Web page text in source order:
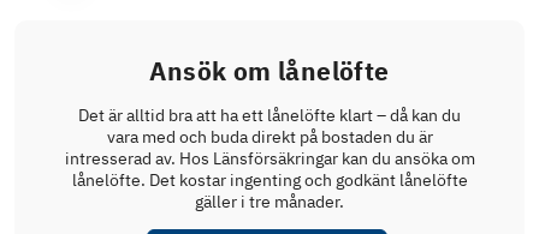
Ansök om lånelöfte
Det är alltid bra att ha ett lånelöfte klart – då kan du
vara med och buda direkt på bostaden du är
intresserad av. Hos Länsförsäkringar kan du ansöka om
lånelöfte. Det kostar ingenting och godkänt lånelöfte
gäller i tre månader.